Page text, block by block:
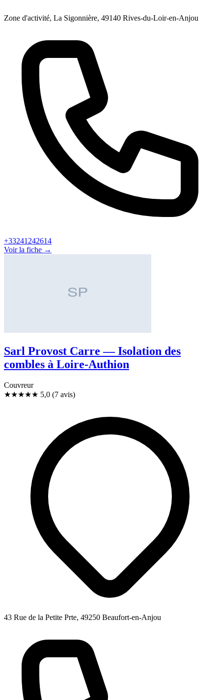
Zone d'activité, La Sigonnière, 49140 Rives-du-Loir-en-Anjou
+33241242614
Voir la fiche →
Sarl Provost Carre — Isolation des
combles à Loire-Authion
Couvreur
★★★★★ 5,0 (7 avis)
43 Rue de la Petite Prte, 49250 Beaufort-en-Anjou